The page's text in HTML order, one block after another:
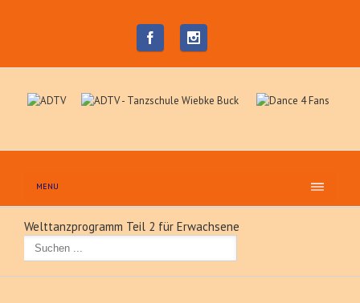
MENU
Welttanzprogramm Teil 2 für Erwachsene